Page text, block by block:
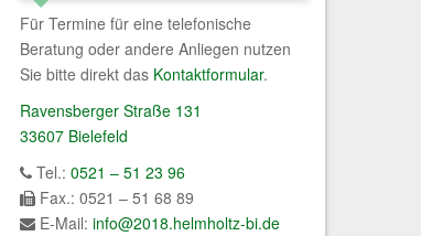
Für Termine für eine telefonische
Beratung oder andere Anliegen nutzen
Sie bitte direkt das Kontaktformular.
Ravensberger Straße 131
33607 Bielefeld
Tel.: 0521 – 51 23 96
Fax.: 0521 – 51 68 89
E-Mail: info@2018.helmholtz-bi.de